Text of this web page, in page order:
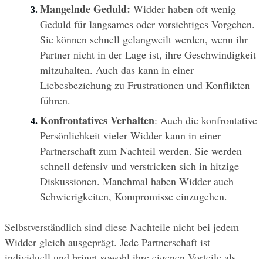
Mangelnde Geduld: Widder haben oft wenig
Geduld für langsames oder vorsichtiges Vorgehen.
Sie können schnell gelangweilt werden, wenn ihr
Partner nicht in der Lage ist, ihre Geschwindigkeit
mitzuhalten. Auch das kann in einer
Liebesbeziehung zu Frustrationen und Konflikten
führen.
Konfrontatives Verhalten: Auch die konfrontative
Persönlichkeit vieler Widder kann in einer
Partnerschaft zum Nachteil werden. Sie werden
schnell defensiv und verstricken sich in hitzige
Diskussionen. Manchmal haben Widder auch
Schwierigkeiten, Kompromisse einzugehen.
Selbstverständlich sind diese Nachteile nicht bei jedem
Widder gleich ausgeprägt. Jede Partnerschaft ist